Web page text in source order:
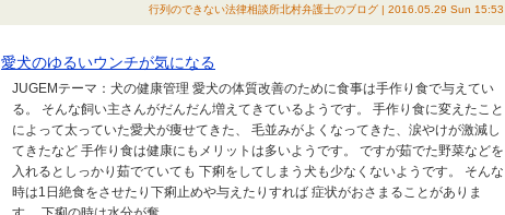
行列のできない法律相談所北村弁護士のブログ | 2016.05.29 Sun 15:53
愛犬のゆるいウンチが気になる
JUGEMテーマ：犬の健康管理 愛犬の体質改善のために食事は手作り食で与えてい
る。 そんな飼い主さんがだんだん増えてきているようです。 手作り食に変えたこと
によって太っていた愛犬が痩せてきた、 毛並みがよくなってきた、涙やけが激減し
てきたなど 手作り食は健康にもメリットは多いようです。 ですが茹でた野菜などを
入れるとしっかり茹でていても 下痢をしてしまう犬も少なくないようです。 そんな
時は1日絶食をさせたり下痢止めや与えたりすれば 症状がおさまることがありま